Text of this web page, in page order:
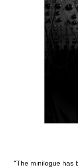
"The minilogue has